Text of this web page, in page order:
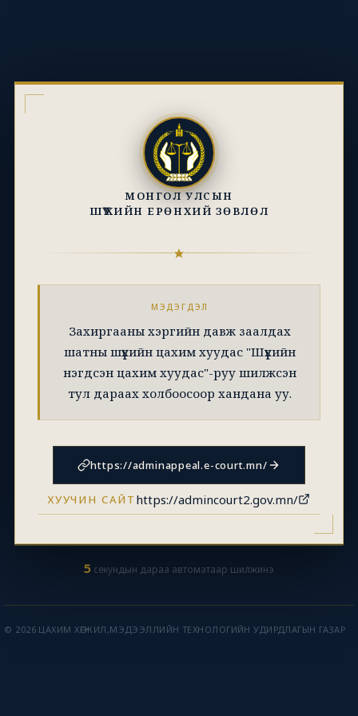
МОНГОЛ УЛСЫН
ШҮҮХИЙН ЕРӨНХИЙ ЗӨВЛӨЛ
МЭДЭГДЭЛ
Захиргааны хэргийн давж заалдах
шатны шүүхийн цахим хуудас "Шүүхийн
нэгдсэн цахим хуудас"-руу шилжсэн
тул дараах холбоосоор хандана уу.
https://adminappeal.e-court.mn/
ХУУЧИН САЙТ https://admincourt2.gov.mn/
5 секундын дараа автоматаар шилжинэ
© 2026 ЦАХИМ ХӨГЖИЛ,МЭДЭЭЛЛИЙН ТЕХНОЛОГИЙН УДИРДЛАГЫН ГАЗАР